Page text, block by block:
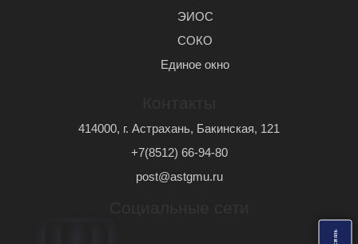
ь
ЭИОС
СОКО
Единое окно
414000, г. Астрахань, Бакинская, 121
+7(8512) 66-94-80
post@astgmu.ru